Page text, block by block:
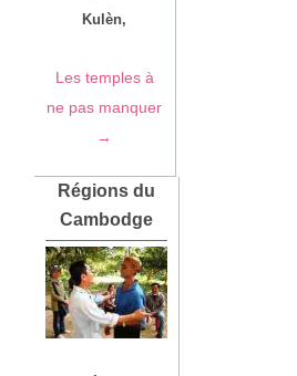
Kulèn,
Les temples à
ne pas manquer
→
Régions du
Cambodge